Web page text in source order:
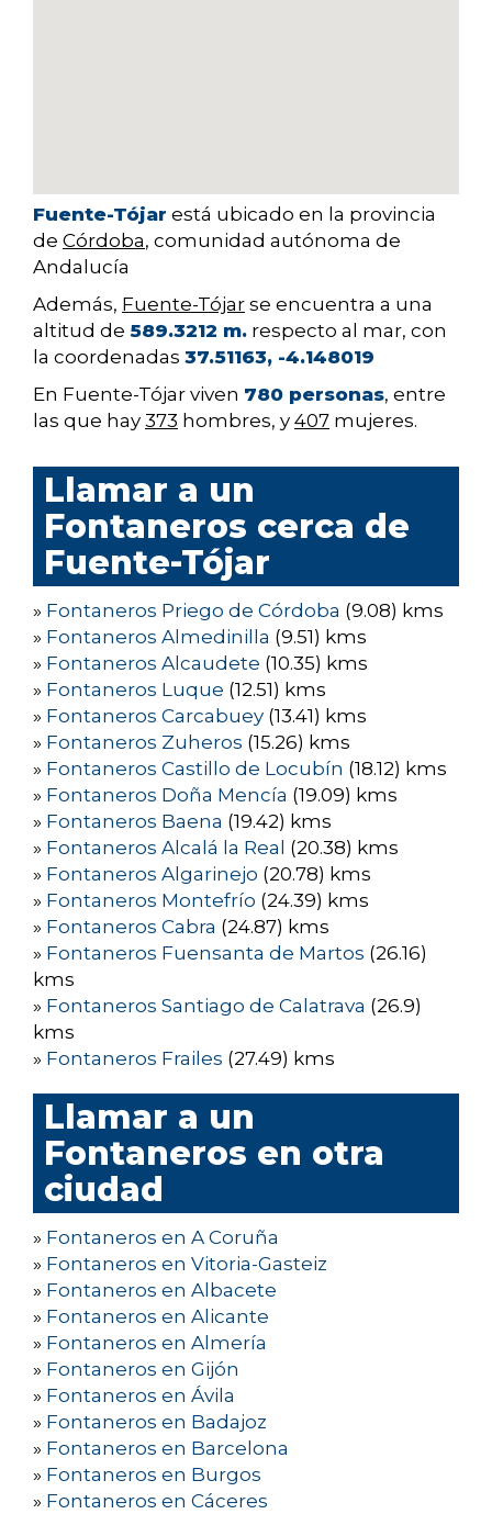
Fuente-Tójar está ubicado en la provincia
de Córdoba, comunidad autónoma de
Andalucía
Además, Fuente-Tójar se encuentra a una
altitud de 589.3212 m. respecto al mar, con
la coordenadas 37.51163, -4.148019
En Fuente-Tójar viven 780 personas, entre
las que hay 373 hombres, y 407 mujeres.
Llamar a un
Fontaneros cerca de
Fuente-Tójar
» Fontaneros Priego de Córdoba (9.08) kms
» Fontaneros Almedinilla (9.51) kms
» Fontaneros Alcaudete (10.35) kms
» Fontaneros Luque (12.51) kms
» Fontaneros Carcabuey (13.41) kms
» Fontaneros Zuheros (15.26) kms
» Fontaneros Castillo de Locubín (18.12) kms
» Fontaneros Doña Mencía (19.09) kms
» Fontaneros Baena (19.42) kms
» Fontaneros Alcalá la Real (20.38) kms
» Fontaneros Algarinejo (20.78) kms
» Fontaneros Montefrío (24.39) kms
» Fontaneros Cabra (24.87) kms
» Fontaneros Fuensanta de Martos (26.16)
kms
» Fontaneros Santiago de Calatrava (26.9)
kms
» Fontaneros Frailes (27.49) kms
Llamar a un
Fontaneros en otra
ciudad
» Fontaneros en A Coruña
» Fontaneros en Vitoria-Gasteiz
» Fontaneros en Albacete
» Fontaneros en Alicante
» Fontaneros en Almería
» Fontaneros en Gijón
» Fontaneros en Ávila
» Fontaneros en Badajoz
» Fontaneros en Barcelona
» Fontaneros en Burgos
» Fontaneros en Cáceres